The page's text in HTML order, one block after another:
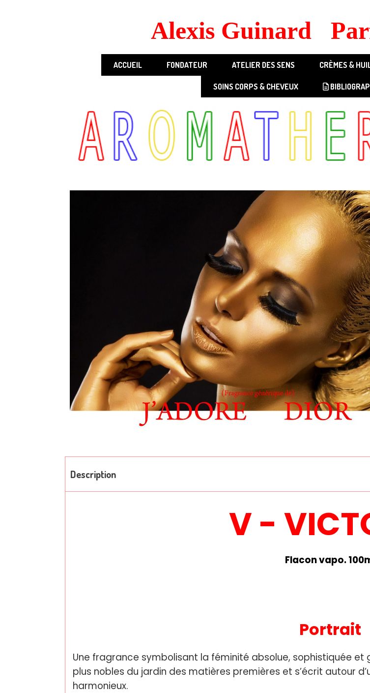
Alexis Guinard
ACCUEIL FONDATEUR ATELIER DES SENS CRÈMES &
SOINS CORPS & CHEVEUX
ATELIER DES SENS FRAGRANCES GÉNÉRIQUES
V - VICTOIRE
Description
V -
Flacon vapo.
Portrait
Une fragrance symbolisant la féminité absolue, sophistiquée
plus nobles du jardin des matières premières et s’écrit autour
harmonieux.